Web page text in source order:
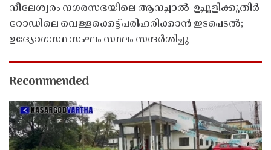
നീലേശ്വരം നഗരസഭയിലെ ആനച്ചാൽ-ഉച്ചൂളിക്കുതിർ
റോഡിലെ വെള്ളക്കെട്ട് പരിഹരിക്കാൻ ഇടപെടൽ;
ഉദ്യോഗസ്ഥ സംഘം സ്ഥലം സന്ദർശിച്ചു
Recommended